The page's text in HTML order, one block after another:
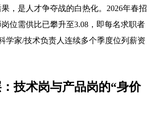
，是人才争夺战的白热化。2026年春招
位需供比已攀升至3.08，即每名求职者
学家/技术负责人连续多个季度位列薪资
技术岗与产品岗的“身价